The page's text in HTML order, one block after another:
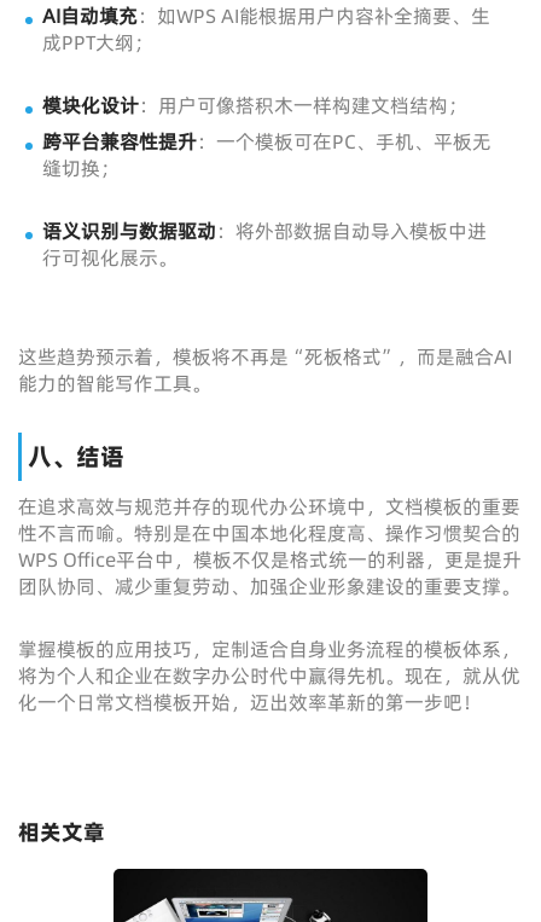
AI自动填充：如WPS AI能根据用户内容补全摘要、生
成PPT大纲；
模块化设计：用户可像搭积木一样构建文档结构；
跨平台兼容性提升：一个模板可在PC、手机、平板无
缝切换；
语义识别与数据驱动：将外部数据自动导入模板中进
行可视化展示。
这些趋势预示着，模板将不再是“死板格式”，而是融合AI
能力的智能写作工具。
八、结语
在追求高效与规范并存的现代办公环境中，文档模板的重要
性不言而喻。特别是在中国本地化程度高、操作习惯契合的
WPS Office平台中，模板不仅是格式统一的利器，更是提升
团队协同、减少重复劳动、加强企业形象建设的重要支撑。
掌握模板的应用技巧，定制适合自身业务流程的模板体系，
将为个人和企业在数字办公时代中赢得先机。现在，就从优
化一个日常文档模板开始，迈出效率革新的第一步吧！
相关文章